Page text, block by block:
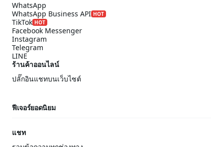
WhatsApp
WhatsApp Business API HOT
TikTok HOT
Facebook Messenger
Instagram
Telegram
LINE
ร้านค้าออนไลน์
ปลั๊กอินแชทบนเว็บไซต์
ฟีเจอร์ยอดนิยม
แชท